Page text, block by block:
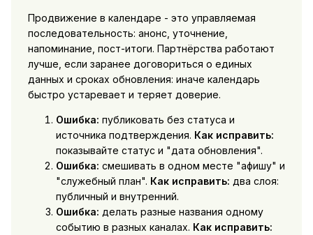
Продвижение в календаре - это управляемая
последовательность: анонс, уточнение,
напоминание, пост-итоги. Партнёрства работают
лучше, если заранее договориться о единых
данных и сроках обновления: иначе календарь
быстро устаревает и теряет доверие.
Ошибка: публиковать без статуса и
источника подтверждения. Как исправить:
показывайте статус и "дата обновления".
Ошибка: смешивать в одном месте "афишу" и
"служебный план". Как исправить: два слоя:
публичный и внутренний.
Ошибка: делать разные названия одному
событию в разных каналах. Как исправить: